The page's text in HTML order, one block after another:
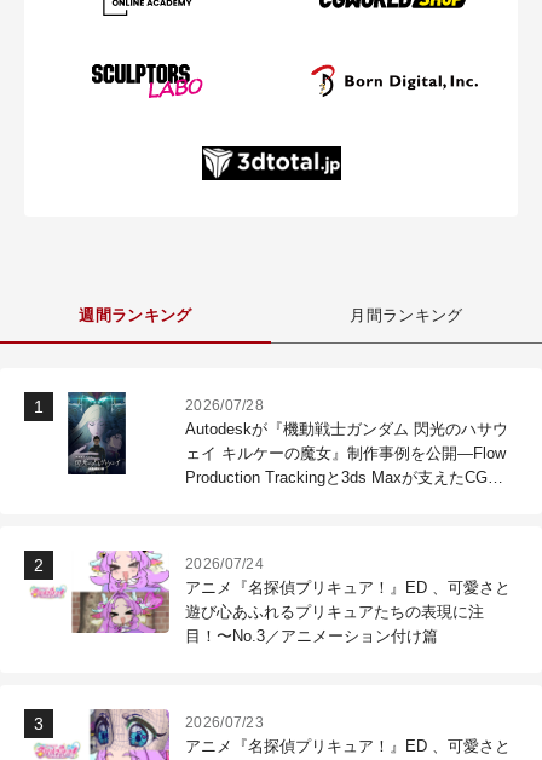
週間ランキング 月間ランキング
2026/07/28
Autodeskが『機動戦士ガンダム 閃光のハサウ
ェイ キルケーの魔女』制作事例を公開―Flow
Production Trackingと3ds Maxが支えたCG制
2026/07/24
アニメ『名探偵プリキュア！』ED 、可愛さと
遊び心あふれるプリキュアたちの表現に注
目！〜No.3／アニメーション付け篇
2026/07/23
アニメ『名探偵プリキュア！』ED 、可愛さと